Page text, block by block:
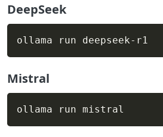
DeepSeek
ollama run deepseek-r1
Mistral
ollama run mistral